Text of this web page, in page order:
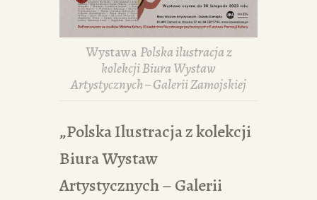
WystawaPolska ilustracja z
kolekcji Biura Wystaw
Artystycznych – Galerii Zamojskiej
„Polska Ilustracja z kolekcji
Biura Wystaw
Artystycznych – Galerii